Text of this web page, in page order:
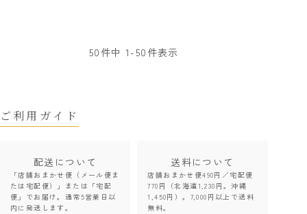
50 件中 1 -50 件表示
ご利用ガイド
配送について
「店舗おまかせ便（メール便ま
たは宅配便）」または「宅配
便」でお届け。通常5営業日以
内に発送します。
送料について
店舗おまかせ便490円／宅配便
770円（北海道1,230円。沖縄
1,450円）。7,000円以上で送料
無料。